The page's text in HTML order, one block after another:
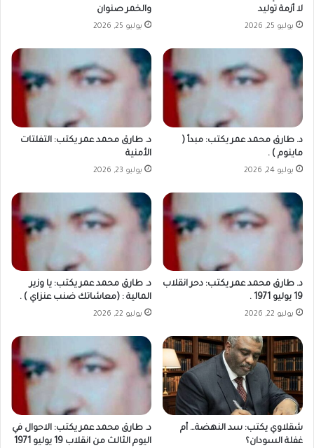
لا أزمة توليد
يوليو 25, 2026
والخمر صنوان
يوليو 25, 2026
د. طارق محمد عمر يكتب: مبدأ (
ماينوم ) .
يوليو 24, 2026
د. طارق محمد عمر يكتب: التفلتات
الأمنية
يوليو 23, 2026
د. طارق محمد عمر يكتب: دحر انقلاب
19 يوليو 1971 .
يوليو 22, 2026
د. طارق محمد عمر يكتب: يا وزير
المالية : (معاشاتك ضنب عنزاي ) .
يوليو 22, 2026
شقلاوي يكتب: سد النهضة… أم
غفلة السودان؟
د. طارق محمد عمر يكتب: الاحوال في
اليوم الثالث من انقلاب 19 يوليو 1971